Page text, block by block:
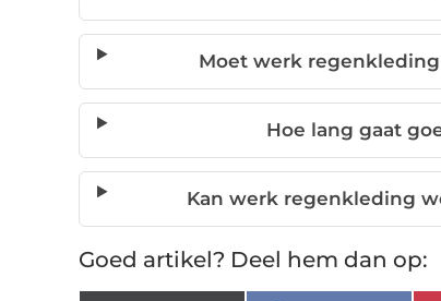
Moet werk
Hoe lang gaat
Kan werk regenkleding
Goed artikel? Deel hem dan op: